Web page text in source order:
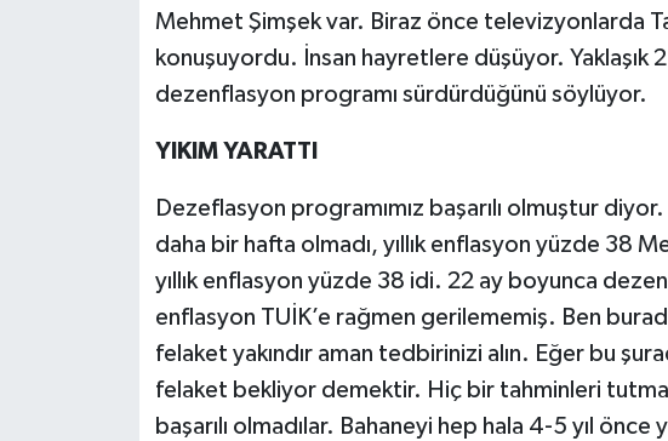
Mehmet Şimşek var. Biraz önce televizyonlarda
konuşuyordu. İnsan hayretlere düşüyor. Yaklaşık 2
dezenflasyon programı sürdürdüğünü söylüyor.
YIKIM YARATTI
Dezeflasyon programımız başarılı olmuştur diyor.
daha bir hafta olmadı, yıllık enflasyon yüzde 38
yıllık enflasyon yüzde 38 idi. 22 ay boyunca
enflasyon TUİK’e rağmen gerilememiş. Ben
felaket yakındır aman tedbirinizi alın. Eğer bu
felaket bekliyor demektir. Hiç bir tahminleri
başarılı olmadılar. Bahaneyi hep hala 4-5 yıl önce